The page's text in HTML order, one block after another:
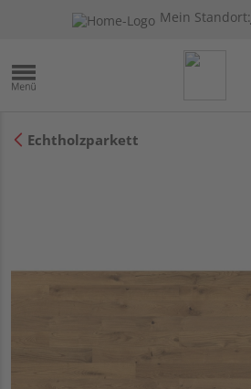
Mein Standort:
Echtholzparkett